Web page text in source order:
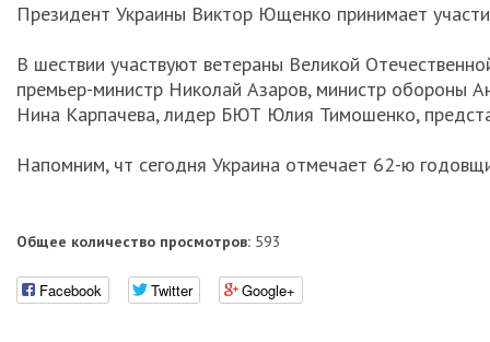
Президент Украины Виктор Ющенко принимает
В шествии участвуют ветераны Великой
премьер-министр Николай Азаров, министр обороны
Нина Карпачева, лидер БЮТ Юлия Тимошенко,
Напомним, чт сегодня Украина отмечает 62-ю
Общее количество просмотров: 593
Facebook Twitter Google+